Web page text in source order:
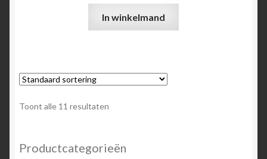
In winkelmand
Toont alle 11 resultaten
Productcategorieën